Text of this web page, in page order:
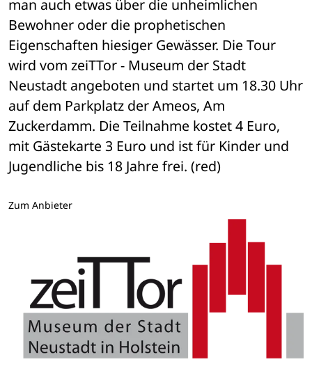
man auch etwas über die unheimlichen
Bewohner oder die prophetischen
Eigenschaften hiesiger Gewässer. Die Tour
wird vom zeiTTor - Museum der Stadt
Neustadt angeboten und startet um 18.30 Uhr
auf dem Parkplatz der Ameos, Am
Zuckerdamm. Die Teilnahme kostet 4 Euro,
mit Gästekarte 3 Euro und ist für Kinder und
Jugendliche bis 18 Jahre frei. (red)
Zum Anbieter